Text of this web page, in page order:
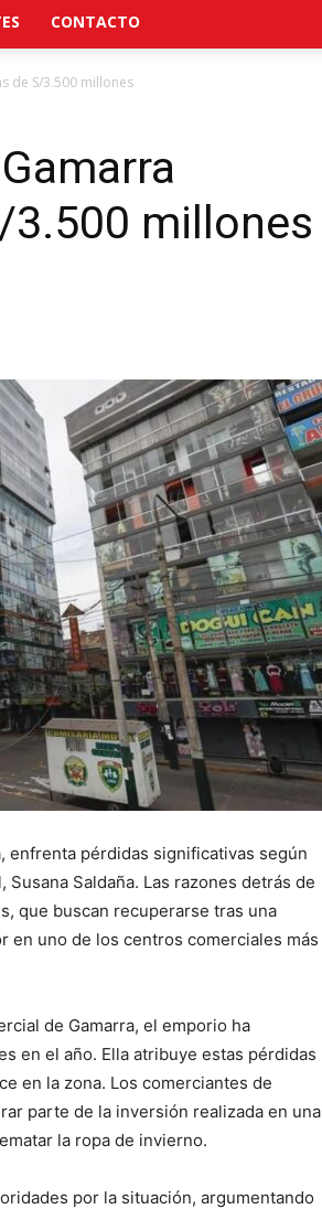
CONTACTO
de S/3.500 millones
3.500 millones
enfrenta pérdidas significativas según
Saldaña. Las razones detrás de
que buscan recuperarse tras una
en uno de los centros comerciales más
de Gamarra, el emporio ha
en el año. Ella atribuye estas pérdidas
en la zona. Los comerciantes de
parte de la inversión realizada en una
la ropa de invierno.
por la situación, argumentando